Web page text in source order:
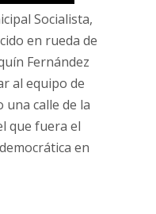
Socialista,
en rueda de
Fernández
al equipo de
calle de la
que fuera el
en